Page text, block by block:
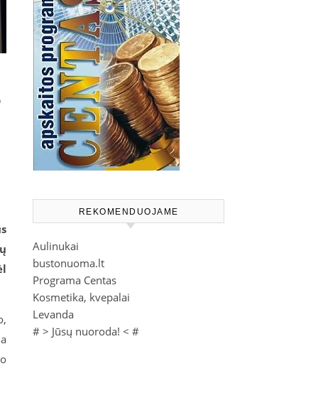
REKOMENDUOJAME
Aulinukai
bustonuoma.lt
Programa Centas
Kosmetika, kvepalai
Levanda
# > Jūsų nuoroda! < #